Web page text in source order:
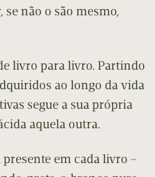
se não o são mesmo,
livro para livro. Partindo
ao longo da vida
segue a sua própria
aquela outra.
em cada livro –